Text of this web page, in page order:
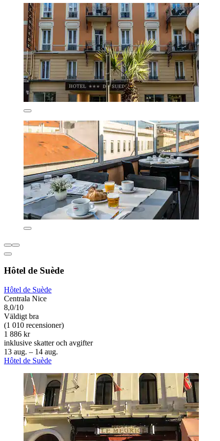
Hôtel de Suède
Hôtel de Suède
Centrala Nice
8,0/10
Väldigt bra
(1 010 recensioner)
1 886 kr
inklusive skatter och avgifter
13 aug. – 14 aug.
Hôtel de Suède